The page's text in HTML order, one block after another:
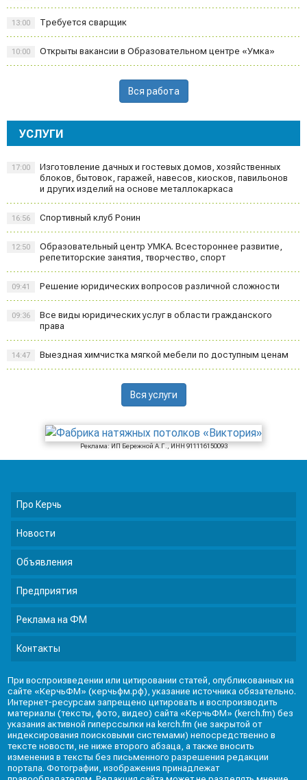
Требуется сварщик
13:00
Открыты вакансии в Образовательном центре «Умка»
10:00
Вся работа
УСЛУГИ
Изготовление дачных и гостевых домов, хозяйственных
блоков, бытовок, гаражей, навесов, киосков, павильонов
и других изделий на основе металлокаркаса
17:00
Спортивный клуб Ронин
16:56
Образовательный центр УМКА. Всестороннее развитие,
репетиторские занятия, творчество, спорт
12:50
Решение юридических вопросов различной сложности
09:41
Все виды юридических услуг в области гражданского
права
09:36
Выездная химчистка мягкой мебели по доступным ценам
14:47
Вся услуги
Реклама: ИП Бережной А.Г., ИНН 911116150093
Про Керчь
Новости
Объявления
Предприятия
Реклама на ФМ
Контакты
При воспроизведении или цитировании статей, опубликованных на
сайте «КерчьФМ» (керчьфм.рф), указание источника обязательно.
Интернет-ресурсам запрещено цитировать и воспроизводить
материалы (тексты, фото, видео) сайта «КерчьФМ» (kerch.fm) без
указания активной гиперссылки на kerch.fm (не закрытой от
индексирования поисковыми системами) непосредственно в
тексте новости, не ниже второго абзаца, а также вносить
изменения в тексты без письменного разрешения редакции
портала. Фотографии, изображения принадлежат